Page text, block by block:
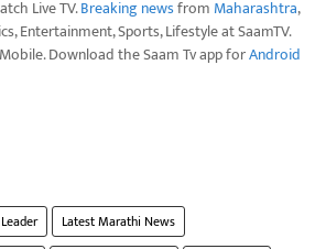
Live TV.Breaking newsfrom Maharashtra,
Entertainment, Sports, Lifestyle at SaamTV.
Download the Saam Tv app forAndroid
Leader
Latest Marathi News